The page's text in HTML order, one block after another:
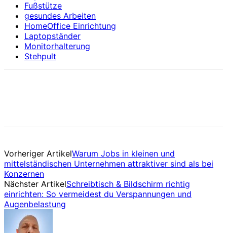
Fußstütze
gesundes Arbeiten
HomeOffice Einrichtung
Laptopständer
Monitorhalterung
Stehpult
Vorheriger ArtikelWarum Jobs in kleinen und
mittelständischen Unternehmen attraktiver sind als bei
Konzernen
Nächster ArtikelSchreibtisch & Bildschirm richtig
einrichten: So vermeidest du Verspannungen und
Augenbelastung